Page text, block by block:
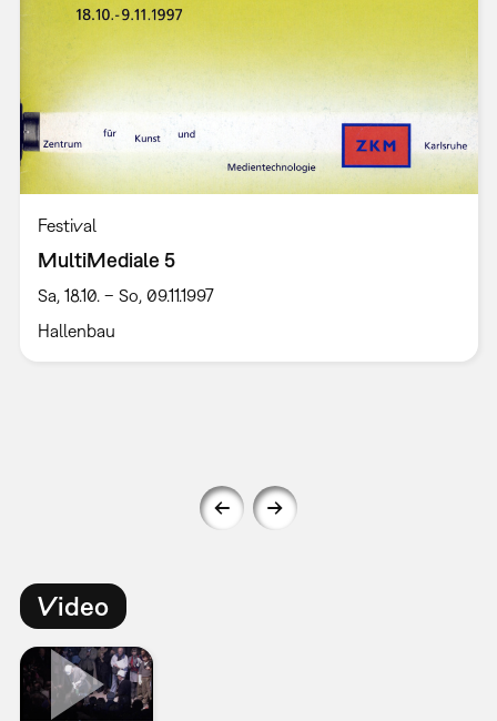
Festival
MultiMediale 5
Sa, 18.10. – So, 09.11.1997
Hallenbau
Video